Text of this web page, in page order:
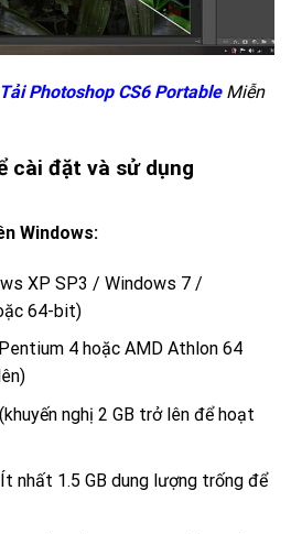
Tải Photoshop CS6 Portable Miễn
cài đặt và sử dụng
Windows:
XP SP3 / Windows 7 /
64-bit)
4 hoặc AMD Athlon 64
nghị 2 GB trở lên để hoạt
nhất 1.5 GB dung lượng trống để